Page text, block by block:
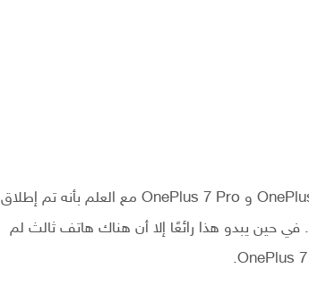
بدأت شركة OnePlus فعلا بإصدار تحديث Android 10 للهاتفين OnePlus 7 و OnePlus 7 Pro مع العلم بأنه تم إطلاق
كلا الهاتفين في وقت سابق من هذا العام مع نظام Android 9 Pie. في حين يبدو هذا رائعًا إلا أن هناك هاتف ثالث لم